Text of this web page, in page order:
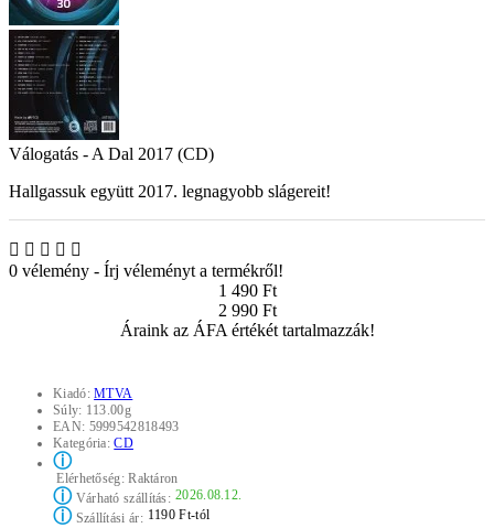
Válogatás - A Dal 2017 (CD)
Hallgassuk együtt 2017. legnagyobb slágereit!
0 vélemény - Írj véleményt a termékről!
1 490 Ft
2 990 Ft
Áraink az ÁFA értékét tartalmazzák!
Kiadó:MTVA
Súly: 113.00g
EAN: 5999542818493
Kategória:CD
ⓘ
Elérhetőség:Raktáron
ⓘVárható szállítás: 2026.08.12.
ⓘSzállítási ár: 1190 Ft-tól